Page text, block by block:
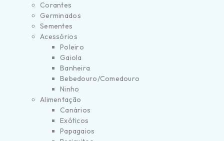
Corantes
Germinados
Sementes
Acessórios
Poleiro
Gaiola
Banheira
Bebedouro/Comedouro
Ninho
Alimentação
Canários
Exóticos
Papagaios